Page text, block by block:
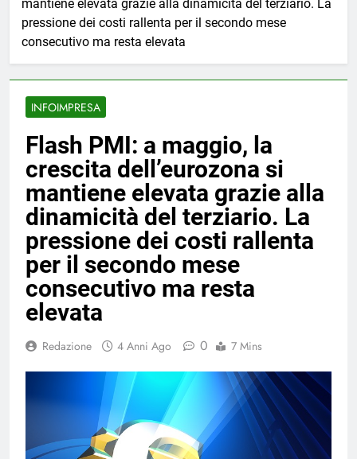
mantiene elevata grazie alla dinamicità del terziario. La
pressione dei costi rallenta per il secondo mese
consecutivo ma resta elevata
INFOIMPRESA
Flash PMI: a maggio, la
crescita dell’eurozona si
mantiene elevata grazie alla
dinamicità del terziario. La
pressione dei costi rallenta
per il secondo mese
consecutivo ma resta
elevata
Redazione 4 Anni Ago 0 7 Mins